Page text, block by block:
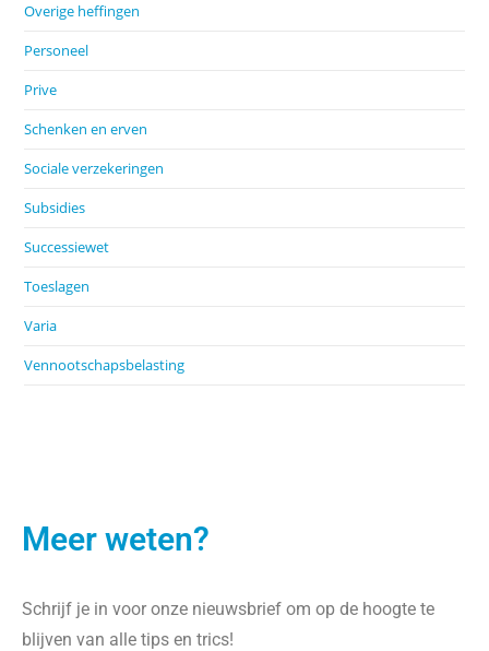
Overige heffingen
Personeel
Prive
Schenken en erven
Sociale verzekeringen
Subsidies
Successiewet
Toeslagen
Varia
Vennootschapsbelasting
Meer weten?
Schrijf je in voor onze nieuwsbrief om op de hoogte te
blijven van alle tips en trics!